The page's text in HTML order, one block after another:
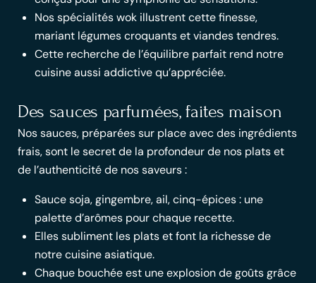
Nos spécialités wok illustrent cette finesse,
mariant légumes croquants et viandes tendres.
Cette recherche de l’équilibre parfait rend notre
cuisine aussi addictive qu’appréciée.
Des sauces parfumées, faites maison
Nos sauces, préparées sur place avec des ingrédients
frais, sont le secret de la profondeur de nos plats et
de l’authenticité de nos saveurs :
Sauce soja, gingembre, ail, cinq-épices : une
palette d’arômes pour chaque recette.
Elles subliment les plats et font la richesse de
notre cuisine asiatique.
Chaque bouchée est une explosion de goûts grâce